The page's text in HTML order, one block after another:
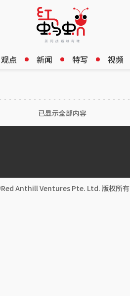
观点 新闻 特写 视频
已显示全部内容
Red Anthill Ventures Pte. Ltd. 版权所有